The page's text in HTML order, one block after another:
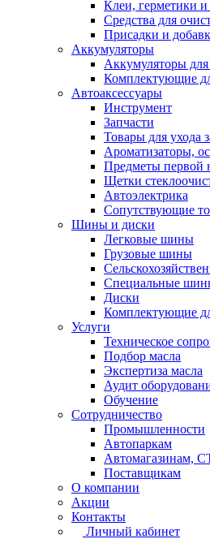
Клеи, герметики
Средства для
Присадки и
Аккумуляторы
Аккумуляторы
Комплектующие
Автоаксессуары
Инструмент
Запчасти
Товары для ухода
Ароматизаторы,
Предметы первой
Щетки
Автоэлектрика
Сопутствующие
Шины и диски
Легковые шины
Грузовые шины
Специальные
Диски
Комплектующие
Услуги
Техническое
Подбор масла
Экспертиза масла
Аудит
Обучение
Сотрудничество
Промышленности
Автопаркам
Автомагазинам,
Поставщикам
О компании
Акции
Контакты
Личный кабинет